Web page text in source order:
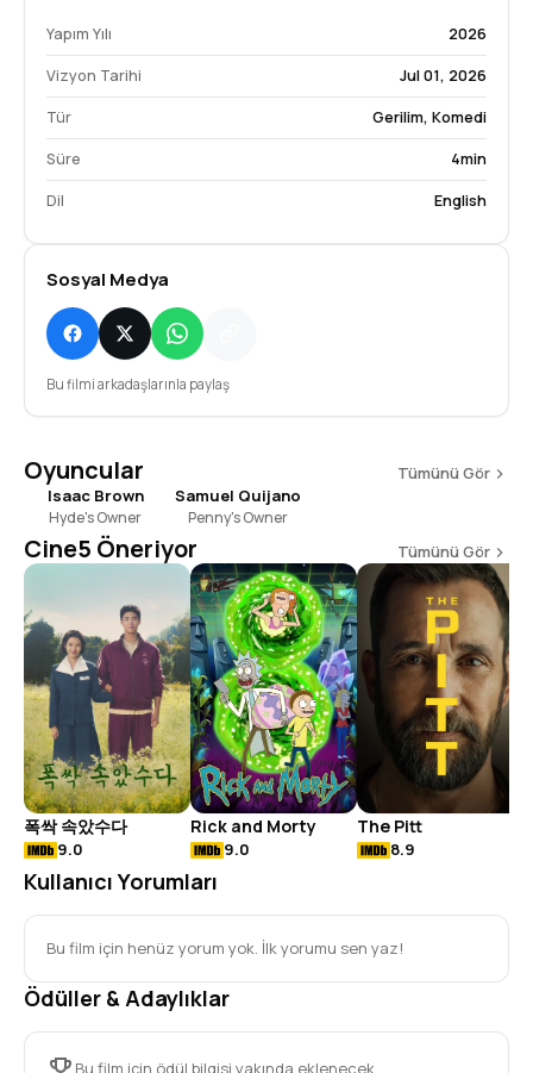
Yapım Yılı 2026
Vizyon Tarihi Jul 01, 2026
Tür Gerilim, Komedi
Süre 4min
Dil English
Sosyal Medya
Bu filmi arkadaşlarınla paylaş
Oyuncular
Tümünü Gör
Isaac Brown
Hyde's Owner
Samuel Quijano
Penny's Owner
Cine5 Öneriyor Tümünü Gör
폭싹 속았수다
9.0
Rick and Morty
9.0
The Pitt
8.9
Kullanıcı Yorumları
Bu film için henüz yorum yok. İlk yorumu sen yaz!
Ödüller & Adaylıklar
Bu film için ödül bilgisi yakında eklenecek.